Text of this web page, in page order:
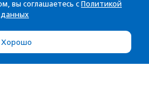
вы соглашаетесь с Политикой
Хорошо